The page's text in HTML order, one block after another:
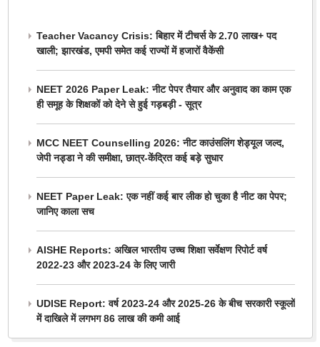
Teacher Vacancy Crisis: बिहार में टीचर्स के 2.70 लाख+ पद
खाली; झारखंड, एमपी समेत कई राज्यों में हजारों वैकेंसी
NEET 2026 Paper Leak: नीट पेपर तैयार और अनुवाद का काम एक
ही समूह के शिक्षकों को देने से हुई गड़बड़ी - सूत्र
MCC NEET Counselling 2026: नीट काउंसलिंग शेड्यूल जल्द,
जेपी नड्डा ने की समीक्षा, छात्र-केंद्रित कई बड़े सुधार
NEET Paper Leak: एक नहीं कई बार लीक हो चुका है नीट का पेपर;
जानिए काला सच
AISHE Reports: अखिल भारतीय उच्च शिक्षा सर्वेक्षण रिपोर्ट वर्ष
2022-23 और 2023-24 के लिए जारी
UDISE Report: वर्ष 2023-24 और 2025-26 के बीच सरकारी स्कूलों
में दाखिले में लगभग 86 लाख की कमी आई